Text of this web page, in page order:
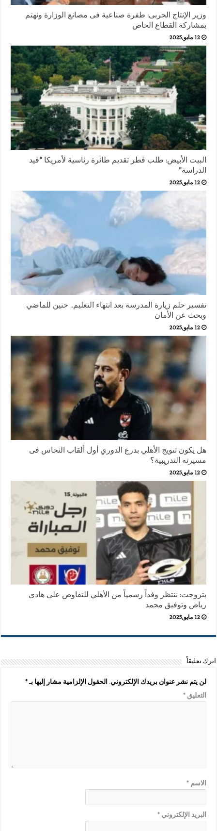
وزير الإنتاج الحربى: طفرة صناعية فى مصانع الوزارة ونهتم
بمشاركة القطاع الخاص
12 مايو,2025
البيت الأبيض: طلب قطر تقديم طائرة رئاسية لأمريكا “قيد
الدراسة”
12 مايو,2025
تفسير حلم زيارة المدرسة بعد انتهاء التعليم.. حنين للماضي
وبحث عن الأمان
12 مايو,2025
هل يكون تتويج الأهلي بدرع الدوري أول ألقاب النحاس فى
مسيرته التدريبية؟
12 مايو,2025
بتروجت: ننتظر وفداً رسمياً من الأهلي للتفاوض على هادى
رياض وتوفيق محمد
12 مايو,2025
اترك تعليقاً
لن يتم نشر عنوان بريدك الإلكتروني. الحقول الإلزامية مشار إليها بـ*
التعليق*
الاسم*
البريد الإلكتروني*